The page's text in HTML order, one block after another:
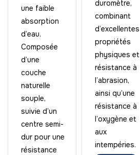
une faible
absorption
d’eau.
Composée
d’une
couche
naturelle
souple,
suivie d’un
centre semi-
dur pour une
résistance
duromètre,
combinant
d’excellentes
propriétés
physiques et
résistance à
l’abrasion,
ainsi qu’une
résistance à
l’oxygène et
aux
intempéries.